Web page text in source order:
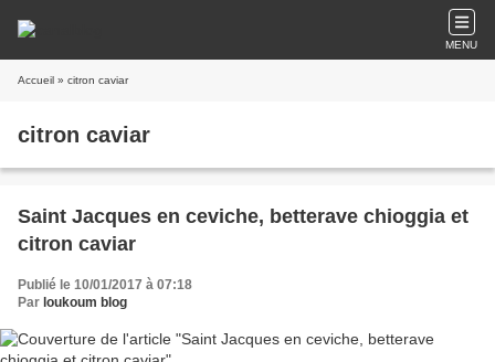
MENU
Accueil » citron caviar
citron caviar
Saint Jacques en ceviche, betterave chioggia et
citron caviar
Publié le 10/01/2017 à 07:18
Par loukoum blog